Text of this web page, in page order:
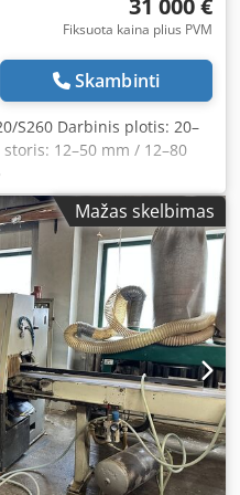
31 000 €
Fiksuota kaina plius PVM
Skambinti
S260 Darbinis plotis: 20–
12–50 mm / 12–80
80x50 mm / 180x80 mm
330 mm / 330 mm
/ 400 mm Pašarų stalo
pašarų ratų
mm / 455 mm / 455 mm /
aps./min. / 3500
kW / 5,5 kW Pjūklo greitis
/ 2–4 kartai/sek. Kėlimo
variklio galia: 3 kW / 3 kW
kW / 0,18 kW Bendra
oro sąnaudos: 1000
0,6 MPa / 0,6 MPa Dulkių
x2 / Ф140 mm x2
s Svoris: 1000/1000 kg
Mažas skelbimas